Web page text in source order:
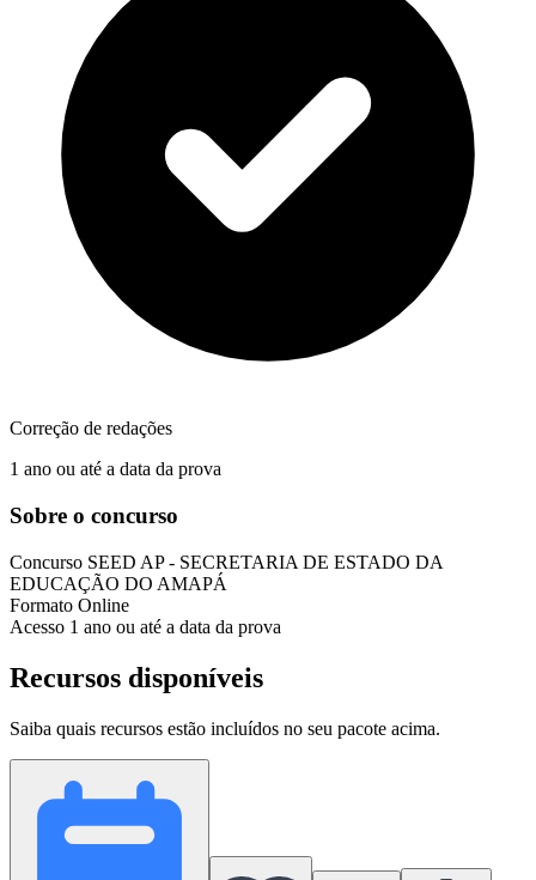
Correção de redações
1 ano ou até a data da prova
Sobre o concurso
Concurso SEED AP - SECRETARIA DE ESTADO DA
EDUCAÇÃO DO AMAPÁ
Formato Online
Acesso 1 ano ou até a data da prova
Recursos disponíveis
Saiba quais recursos estão incluídos no seu pacote acima.